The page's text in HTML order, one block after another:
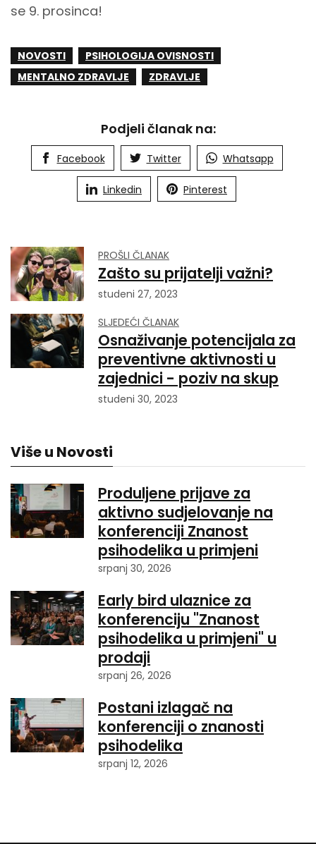
se 9. prosinca!
NOVOSTI
PSIHOLOGIJA OVISNOSTI
MENTALNO ZDRAVLJE
ZDRAVLJE
Podjeli članak na:
Facebook Twitter Whatsapp
Linkedin Pinterest
PROŠLI ČLANAK
Zašto su prijatelji važni?
studeni 27, 2023
SLJEDEĆI ČLANAK
Osnaživanje potencijala za
preventivne aktivnosti u
zajednici - poziv na skup
studeni 30, 2023
Više u Novosti
Produljene prijave za
aktivno sudjelovanje na
konferenciji Znanost
psihodelika u primjeni
srpanj 30, 2026
Early bird ulaznice za
konferenciju "Znanost
psihodelika u primjeni" u
prodaji
srpanj 26, 2026
Postani izlagač na
konferenciji o znanosti
psihodelika
srpanj 12, 2026